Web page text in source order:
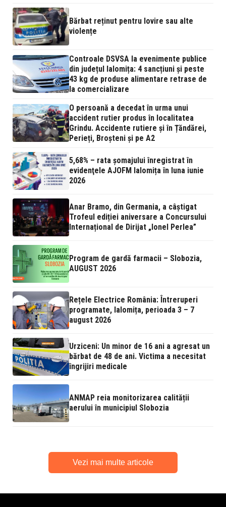
Bărbat reținut pentru lovire sau alte
violențe
Controale DSVSA la evenimente publice
din județul Ialomița: 4 sancțiuni și peste
43 kg de produse alimentare retrase de
la comercializare
O persoană a decedat în urma unui
accident rutier produs în localitatea
Grindu. Accidente rutiere și în Țăndărei,
Perieți, Broșteni și pe A2
5,68% – rata şomajului înregistrat în
evidenţele AJOFM Ialomița în luna iunie
2026
Anar Bramo, din Germania, a câștigat
Trofeul ediției aniversare a Concursului
Internațional de Dirijat „Ionel Perlea”
Program de gardă farmacii – Slobozia,
AUGUST 2026
Rețele Electrice România: Întreruperi
programate, Ialomița, perioada 3 – 7
august 2026
Urziceni: Un minor de 16 ani a agresat un
bărbat de 48 de ani. Victima a necesitat
îngrijiri medicale
ANMAP reia monitorizarea calității
aerului în municipiul Slobozia
Vezi mai multe articole